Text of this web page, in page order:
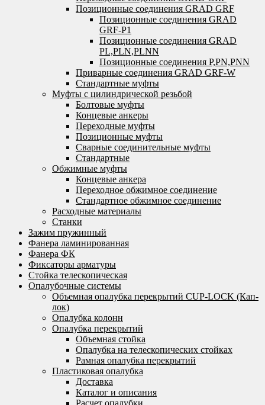
Позиционные соединения GRAD GRF
Позиционные соединения GRAD
GRF-P1
Позиционные соединения GRAD
PL,PLN,PLNN
Позиционные соединения P,PN,PNN
Приварные соединения GRAD GRF-W
Стандартные муфты
Муфты с цилиндрической резьбой
Болтовые муфты
Концевые анкеры
Переходные муфты
Позиционные муфты
Сварные соединительные муфты
Стандартные
Обжимные муфты
Концевые анкера
Переходное обжимное соединение
Стандартное обжимное соединение
Расходные материалы
Станки
Зажим пружинный
Фанера ламинированная
Фанера ФК
Фиксаторы арматуры
Стойка телескопическая
Опалубочные системы
Объемная опалубка перекрытий CUP-LOCK (Кап-
лок)
Опалубка колонн
Опалубка перекрытий
Объемная стойка
Опалубка на телескопических стойках
Рамная опалубка перекрытий
Пластиковая опалубка
Доставка
Каталог и описания
Расчет опалубки